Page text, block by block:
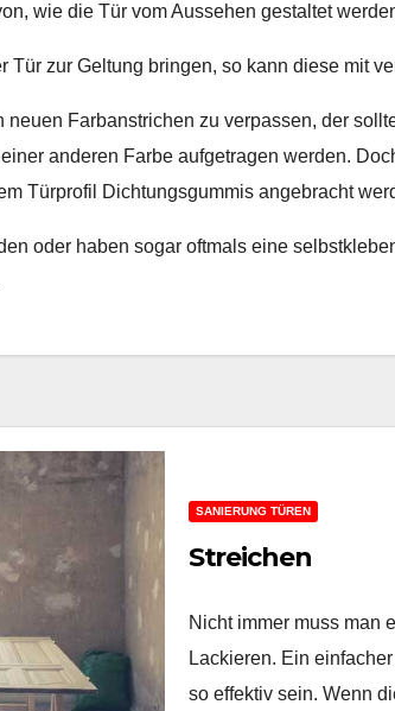
wie die Tür vom Aussehen gestaltet
Tür zur Geltung bringen, so kann diese mit
Farbanstrichen zu verpassen, der
anderen Farbe aufgetragen werden.
Türprofil Dichtungsgummis angebracht
oder haben sogar oftmals eine
SANIERUNG TÜREN
Streichen
Nicht immer muss man
Lackieren. Ein
so effektiv sein. Wenn